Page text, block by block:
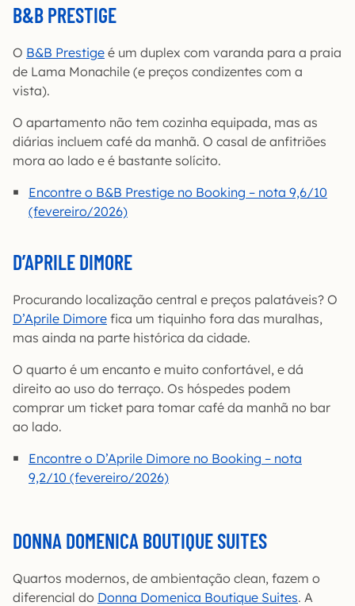
B&B PRESTIGE
O B&B Prestige é um duplex com varanda para a praia
de Lama Monachile (e preços condizentes com a
vista).
O apartamento não tem cozinha equipada, mas as
diárias incluem café da manhã. O casal de anfitriões
mora ao lado e é bastante solícito.
Encontre o B&B Prestige no Booking – nota 9,6/10
(fevereiro/2026)
D’APRILE DIMORE
Procurando localização central e preços palatáveis? O
D’Aprile Dimore fica um tiquinho fora das muralhas,
mas ainda na parte histórica da cidade.
O quarto é um encanto e muito confortável, e dá
direito ao uso do terraço. Os hóspedes podem
comprar um ticket para tomar café da manhã no bar
ao lado.
Encontre o D’Aprile Dimore no Booking – nota
9,2/10 (fevereiro/2026)
DONNA DOMENICA BOUTIQUE SUITES
Quartos modernos, de ambientação clean, fazem o
diferencial do Donna Domenica Boutique Suites. A